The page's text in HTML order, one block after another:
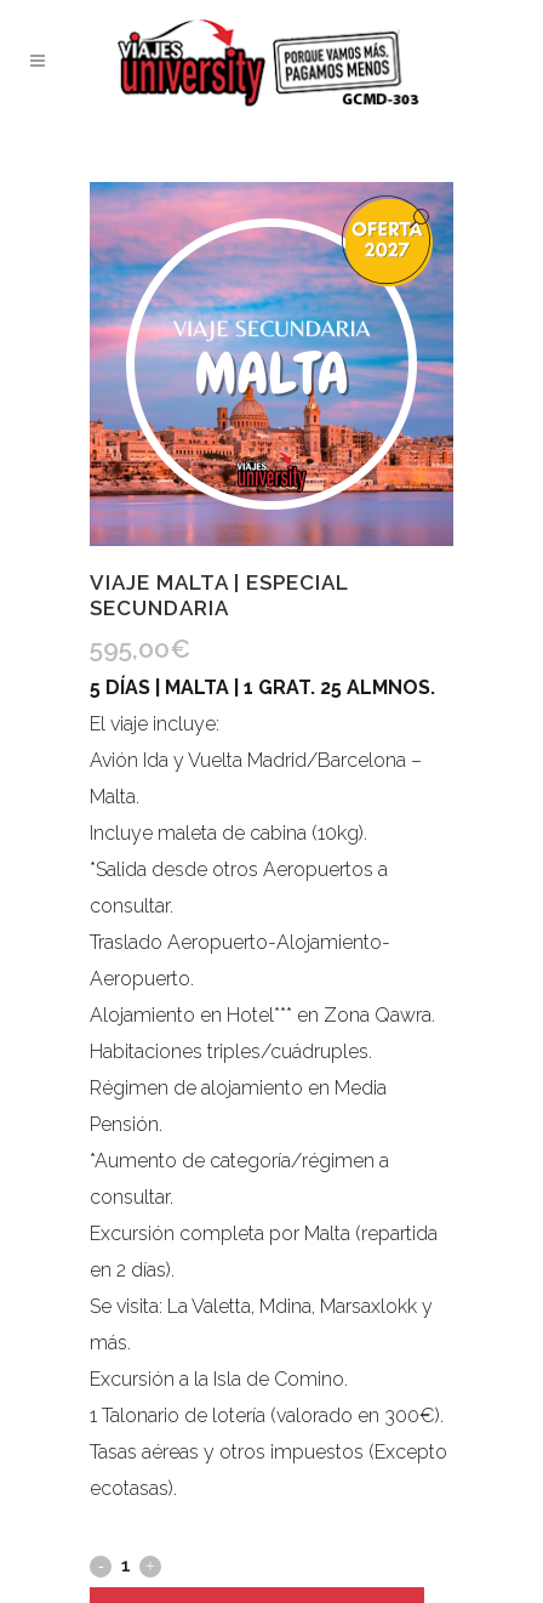
VIAJE MALTA | ESPECIAL
SECUNDARIA
595,00€
5 DÍAS | MALTA | 1 GRAT. 25 ALMNOS.
El viaje incluye:
Avión Ida y Vuelta Madrid/Barcelona –
Malta.
Incluye maleta de cabina (10kg).
*Salida desde otros Aeropuertos a
consultar.
Traslado Aeropuerto-Alojamiento-
Aeropuerto.
Alojamiento en Hotel*** en Zona Qawra.
Habitaciones triples/cuádruples.
Régimen de alojamiento en Media
Pensión.
*Aumento de categoría/régimen a
consultar.
Excursión completa por Malta (repartida
en 2 días).
Se visita: La Valetta, Mdina, Marsaxlokk y
más.
Excursión a la Isla de Comino.
1 Talonario de lotería (valorado en 300€).
Tasas aéreas y otros impuestos (Excepto
ecotasas).